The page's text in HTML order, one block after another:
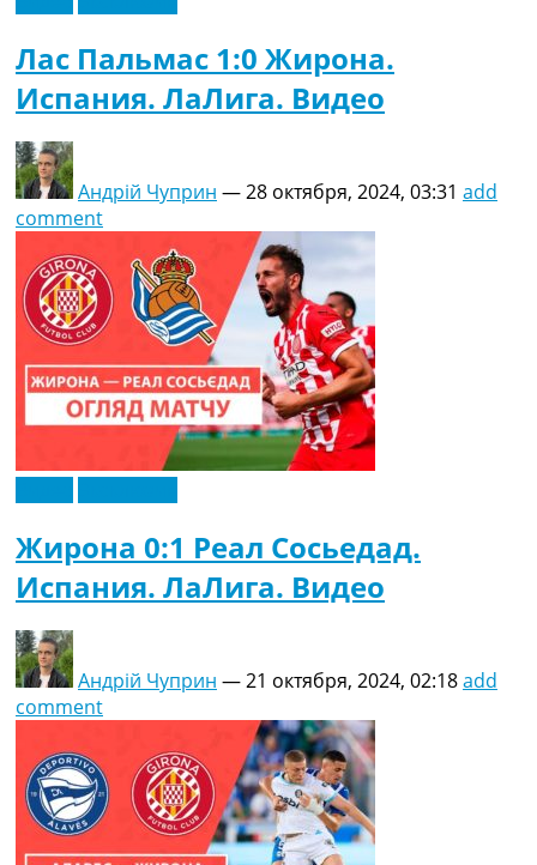
Лас Пальмас 1:0 Жирона.
Испания. ЛаЛига. Видео
Андрій Чуприн —28 октября, 2024, 03:31 add
comment
Жирона 0:1 Реал Сосьедад.
Испания. ЛаЛига. Видео
Андрій Чуприн —21 октября, 2024, 02:18add
comment